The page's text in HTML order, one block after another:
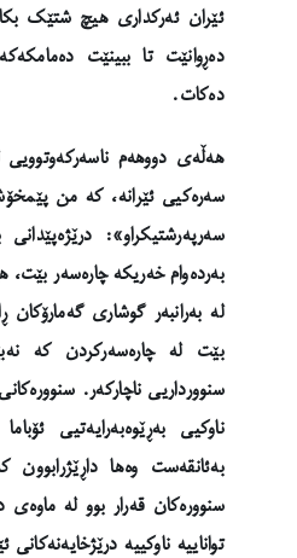
ئێران ئەرکداری هیچ شتێک
دەڕوانێت تا ببینێت
دەکات.
هەڵەی دووهەم ناسەرکەوتوویی
سەرەکیی ئێرانە، کە من
سەرپەرشتیکراو»:
بەردەوام خەریکە چارەسەر
لە بەرانبەر گوشاری
بێت لە چارەسەرکردن کە
سنوورداریی ناچارکەر.
ناوکیی بەڕێوەبەرایەتیی
بەئانقەست وەها
سنوورەکان قەرار بوو لە
تواناییە ناوکییە